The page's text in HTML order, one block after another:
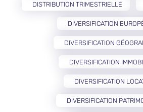
DISTRIBUTION TRIMESTRIELLE
DIVERSIFICATION
DIVERSIFICATION
DIVERSIFICATION
DIVERSIFICATION
DIVERSIFICATION